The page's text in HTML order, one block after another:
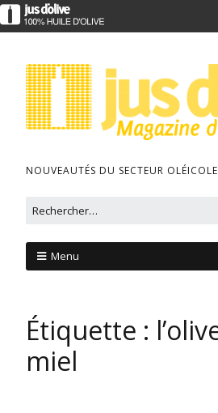
NOUVEAUTÉS DU SECTEUR OLÉICOLE
Menu
Étiquette :
miel